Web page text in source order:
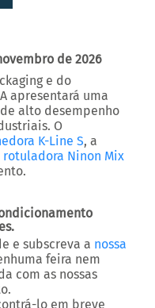
de 2026
e do
alto desempenho
O
K-Line S , a
rotuladora Ninon Mix
feira nem
com as nossas
lo em breve
não hesite em
formulário de